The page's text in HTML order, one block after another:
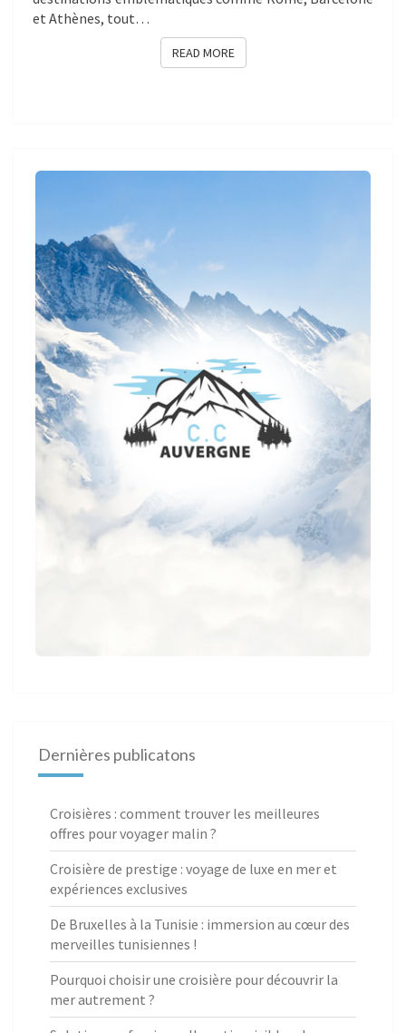
et Athènes, tout…
READ MOREREAD MORE
Dernières publicatons
Croisières : comment trouver les meilleures
offres pour voyager malin ?
Croisière de prestige : voyage de luxe en mer et
expériences exclusives
De Bruxelles à la Tunisie : immersion au cœur des
merveilles tunisiennes !
Pourquoi choisir une croisière pour découvrir la
mer autrement ?